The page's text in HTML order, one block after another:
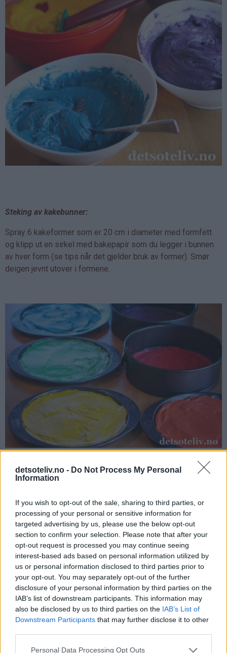
detsoteliv.no - Do Not Process My Personal
Information
If you wish to opt-out of the sale, sharing to third parties, or
processing of your personal or sensitive information for
targeted advertising by us, please use the below opt-out
section to confirm your selection. Please note that after your
opt-out request is processed you may continue seeing
interest-based ads based on personal information utilized by
us or personal information disclosed to third parties prior to
your opt-out. You may separately opt-out of the further
disclosure of your personal information by third parties on the
IAB’s list of downstream participants. This information may
also be disclosed by us to third parties on the IAB’s List of
Downstream Participants that may further disclose it to other
Personal Data Processing Opt Outs
Steking av kakebunner:
Spray 6 kakeformer som er 20 cm i diameter med formfett
og klipp ut en sirkel med bakepapir som du legger i bunnen
av hver form (se tips når det gjelder bruk av former). Smør
deigen jevnt utover i formene.
Stek kakebunnene på rist midt i ovnen ved 160°C i 15-20
to kakebunner av gangen.
Avkjøl kakene i formene før de forsiktig hvelves ut og
avkjøles til de er helt kalde.